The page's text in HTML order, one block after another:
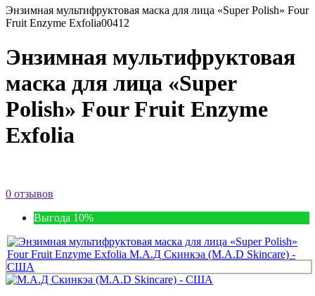
Энзимная мультифруктовая маска для лица «Super Polish» Four
Fruit Enzyme Exfolia00412
Энзимная мультифруктовая
маска для лица «Super
Polish» Four Fruit Enzyme
Exfolia
0 отзывов
Выгода 10%